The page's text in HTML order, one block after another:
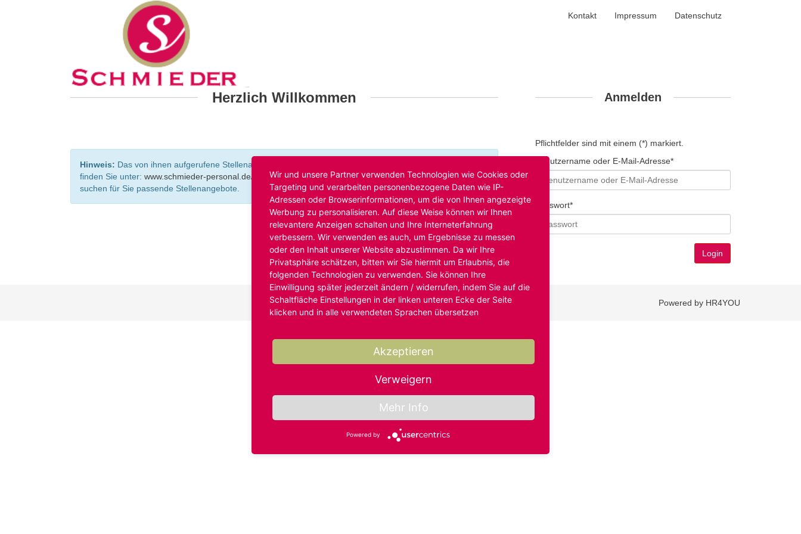
Kontakt Impressum Datenschutz
Herzlich Willkommen
Hinweis: Das von ihnen aufgerufene Stellenangebot ist bereits ausgelaufen. Alternative Stellenanzeigen
finden Sie unter: www.schmieder-personal.de/stellenangebote. Oder Sie bewerben sichinitiativund wir
suchen für Sie passende Stellenangebote.
Anmelden
Pflichtfelder sind mit einem (*) markiert.
Benutzername oder E-Mail-Adresse*
Passwort*
Powered by HR4YOU
Wir und unsere Partner verwenden Technologien wie Cookies oder
Targeting und verarbeiten personenbezogene Daten wie IP-
Adressen oder Browserinformationen, um die von Ihnen angezeigte
Werbung zu personalisieren. Auf diese Weise können wir Ihnen
relevantere Anzeigen schalten und Ihre Interneterfahrung
verbessern. Wir verwenden es auch, um Ergebnisse zu messen
oder den Inhalt unserer Website abzustimmen. Da wir Ihre
Privatsphäre schätzen, bitten wir Sie hiermit um Erlaubnis, die
folgenden Technologien zu verwenden. Sie können Ihre
Einwilligung später jederzeit ändern / widerrufen, indem Sie auf die
Schaltfläche Einstellungen in der linken unteren Ecke der Seite
klicken und in alle verwendeten Sprachen übersetzen
Akzeptieren
Verweigern
Mehr Info
Powered by